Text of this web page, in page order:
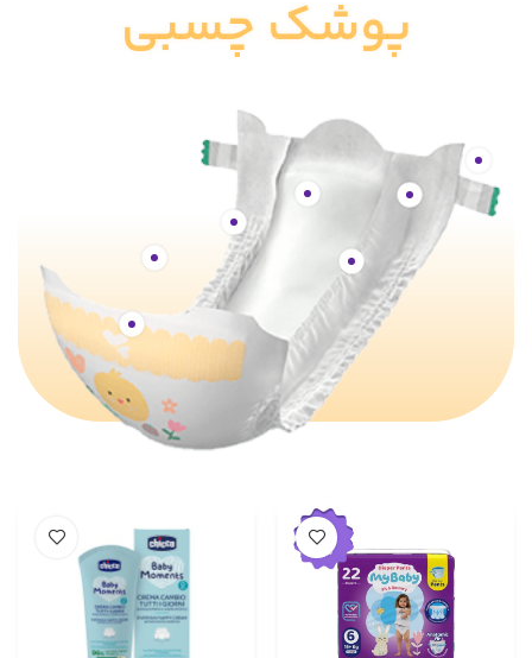
پوشک چسبی